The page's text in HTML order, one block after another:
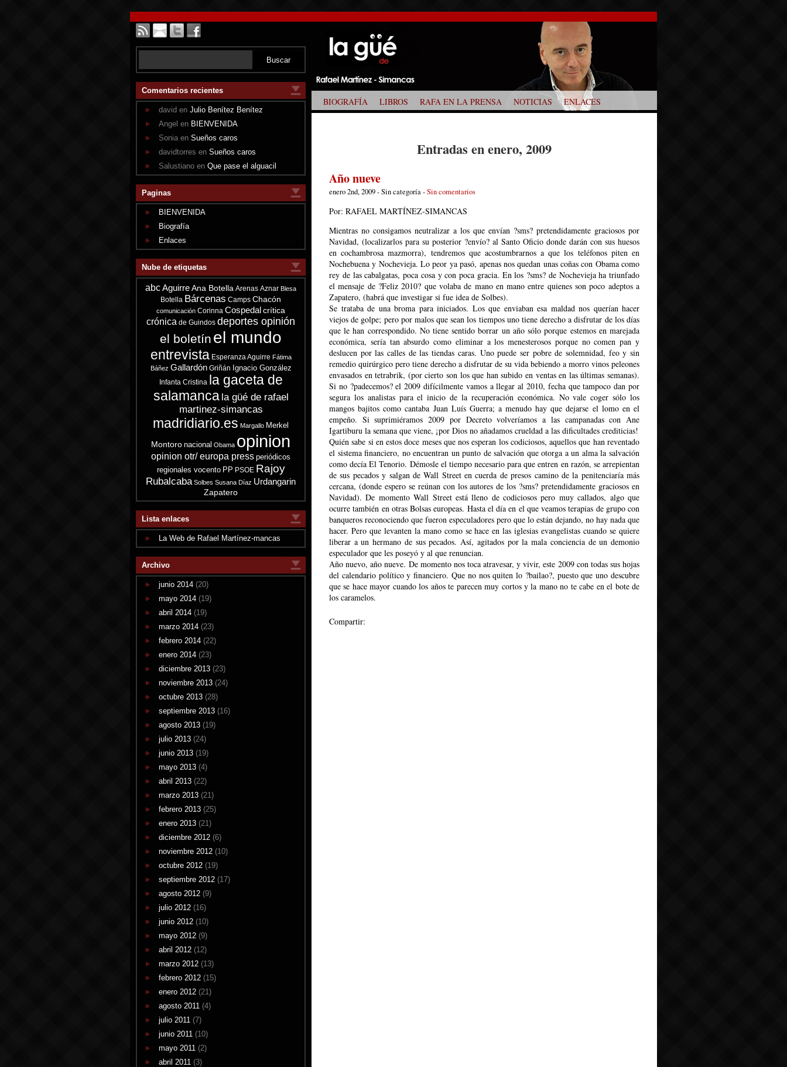
Comentarios recientes
david en Julio Benítez Benítez
Angel en BIENVENIDA
Sonia en Sueños caros
davidtorres en Sueños caros
Salustiano en Que pase el alguacil
Paginas
BIENVENIDA
Biografía
Enlaces
Nube de etiquetas
abcAguirre Ana Botella Arenas Aznar Blesa
Botella Bárcenas Camps Chacón
comunicación Corinna Cospedal crítica
crónica de Guindos deportes opinión
el boletín el mundo
entrevista Esperanza Aguirre Fátima
Báñez Gallardón Griñán Ignacio González
Infanta Cristina la gaceta de
salamanca la güé de rafael
martinez-simancas
madridiario.es Margallo Merkel
Montoro nacional Obama opinion
opinion otr/ europa press periódicos
regionales vocento PP PSOE Rajoy
Rubalcaba Solbes Susana Díaz Urdangarin
Zapatero
Lista enlaces
La Web de Rafael Martínez-mancas
Archivo
junio 2014 (20)
mayo 2014 (19)
abril 2014 (19)
marzo 2014 (23)
febrero 2014 (22)
enero 2014 (23)
diciembre 2013 (23)
noviembre 2013 (24)
octubre 2013 (28)
septiembre 2013 (16)
agosto 2013 (19)
julio 2013 (24)
junio 2013 (19)
mayo 2013 (4)
abril 2013 (22)
marzo 2013 (21)
febrero 2013 (25)
enero 2013 (21)
diciembre 2012 (6)
noviembre 2012 (10)
octubre 2012 (19)
septiembre 2012 (17)
agosto 2012 (9)
julio 2012 (16)
junio 2012 (10)
mayo 2012 (9)
abril 2012 (12)
marzo 2012 (13)
febrero 2012 (15)
enero 2012 (21)
agosto 2011 (4)
julio 2011 (7)
junio 2011 (10)
mayo 2011 (2)
abril 2011 (3)
BIOGRAFÍA LIBROS RAFA EN LA PRENSA NOTICIAS ENLACES
Entradas en enero, 2009
Año nueve
enero 2nd, 2009 - Sin categoría -Sin comentarios
Por: RAFAEL MARTÍNEZ-SIMANCAS
Mientras no consigamos neutralizar a los que envían ?sms? pretendidamente graciosos por
Navidad, (localizarlos para su posterior ?envío? al Santo Oficio donde darán con sus huesos
en cochambrosa mazmorra), tendremos que acostumbrarnos a que los teléfonos piten en
Nochebuena y Nochevieja. Lo peor ya pasó, apenas nos quedan unas coñas con Obama como
rey de las cabalgatas, poca cosa y con poca gracia. En los ?sms? de Nochevieja ha triunfado
el mensaje de ?Feliz 2010? que volaba de mano en mano entre quienes son poco adeptos a
Zapatero, (habrá que investigar si fue idea de Solbes).
Se trataba de una broma para iniciados. Los que enviaban esa maldad nos querían hacer
viejos de golpe; pero por malos que sean los tiempos uno tiene derecho a disfrutar de los días
que le han correspondido. No tiene sentido borrar un año sólo porque estemos en marejada
económica, sería tan absurdo como eliminar a los menesterosos porque no comen pan y
deslucen por las calles de las tiendas caras. Uno puede ser pobre de solemnidad, feo y sin
remedio quirúrgico pero tiene derecho a disfrutar de su vida bebiendo a morro vinos peleones
envasados en tetrabrik, (por cierto son los que han subido en ventas en las últimas semanas).
Si no ?padecemos? el 2009 difícilmente vamos a llegar al 2010, fecha que tampoco dan por
segura los analistas para el inicio de la recuperación económica. No vale coger sólo los
mangos bajitos como cantaba Juan Luís Guerra; a menudo hay que dejarse el lomo en el
empeño. Si suprimiéramos 2009 por Decreto volveríamos a las campanadas con Ane
Igartiburu la semana que viene, ¡por Dios no añadamos crueldad a las dificultades crediticias!
Quién sabe si en estos doce meses que nos esperan los codiciosos, aquellos que han reventado
el sistema financiero, no encuentran un punto de salvación que otorga a un alma la salvación
como decía El Tenorio. Démosle el tiempo necesario para que entren en razón, se arrepientan
de sus pecados y salgan de Wall Street en cuerda de presos camino de la penitenciaría más
cercana, (donde espero se reúnan con los autores de los ?sms? pretendidamente graciosos en
Navidad). De momento Wall Street está lleno de codiciosos pero muy callados, algo que
ocurre también en otras Bolsas europeas. Hasta el día en el que veamos terapias de grupo con
banqueros reconociendo que fueron especuladores pero que lo están dejando, no hay nada que
hacer. Pero que levanten la mano como se hace en las iglesias evangelistas cuando se quiere
liberar a un hermano de sus pecados. Así, agitados por la mala conciencia de un demonio
especulador que les poseyó y al que renuncian.
Año nuevo, año nueve. De momento nos toca atravesar, y vivir, este 2009 con todas sus hojas
del calendario político y financiero. Que no nos quiten lo ?bailao?, puesto que uno descubre
que se hace mayor cuando los años te parecen muy cortos y la mano no te cabe en el bote de
los caramelos.
Compartir: